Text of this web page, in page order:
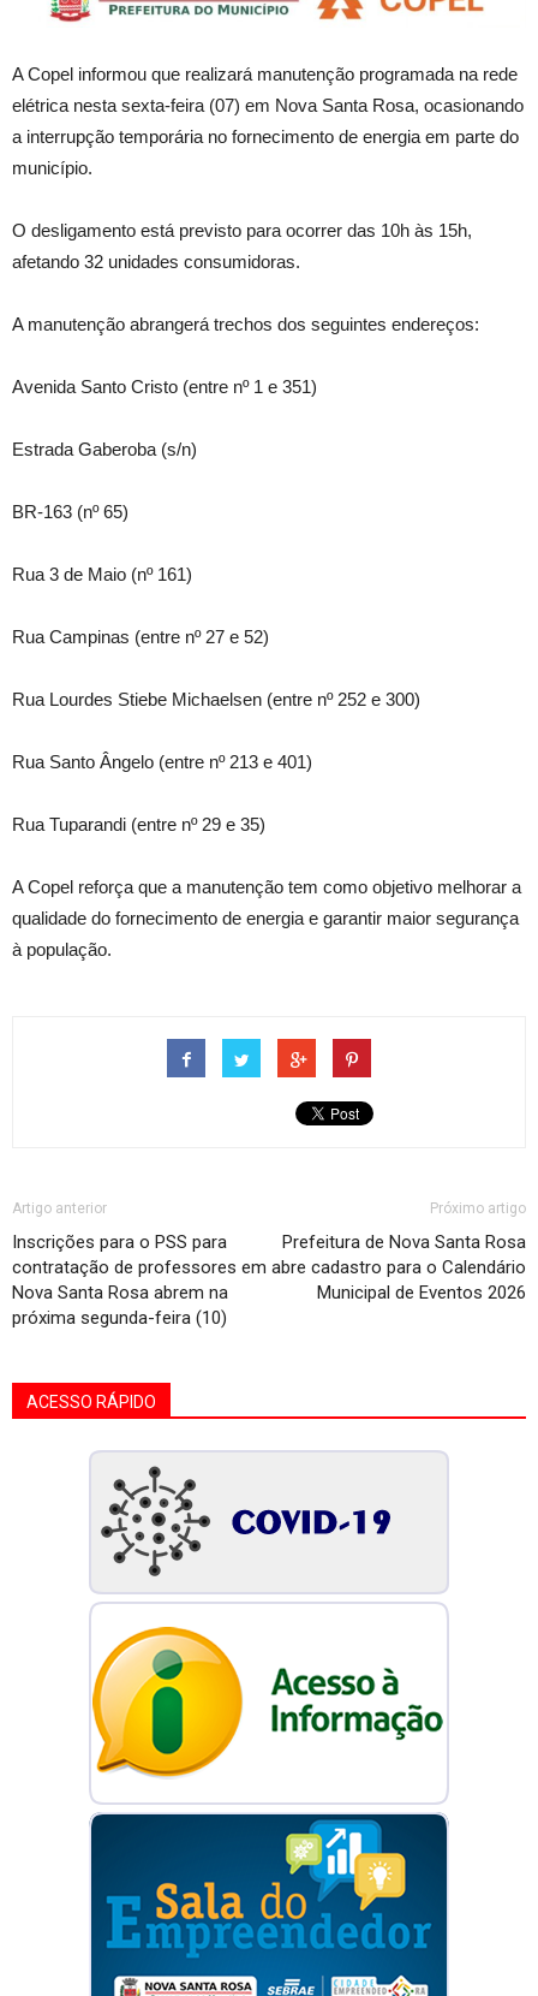
ACopel informou que realizará manutenção programada na rede
elétrica nesta sexta-feira (07) em Nova Santa Rosa, ocasionando
a interrupção temporária no fornecimento de energia em parte do
município.
O desligamento está previsto para ocorrer das 10h às 15h,
afetando 32 unidades consumidoras.
A manutenção abrangerá trechos dos seguintes endereços:
Avenida Santo Cristo (entre nº 1 e 351)
Estrada Gaberoba (s/n)
BR-163 (nº 65)
Rua 3 de Maio (nº 161)
Rua Campinas (entre nº 27 e 52)
Rua Lourdes Stiebe Michaelsen (entre nº 252 e 300)
Rua Santo Ângelo (entre nº 213 e 401)
Rua Tuparandi (entre nº 29 e 35)
A Copel reforça que a manutenção tem como objetivo melhorar a
qualidade do fornecimento de energia e garantir maior segurança
à população.
Artigo anterior
Inscrições para o PSS para
contratação de professores em
Nova Santa Rosa abrem na
próxima segunda-feira (10)
Próximo artigo
Prefeitura de Nova Santa Rosa
abre cadastro para o Calendário
Municipal de Eventos 2026
ACESSO RÁPIDO